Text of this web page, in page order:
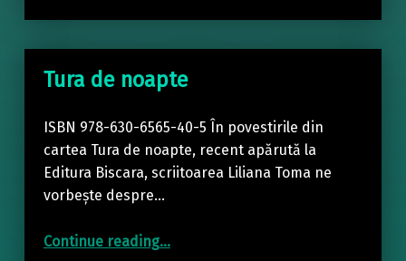
Tura de noapte
ISBN 978-630-6565-40-5 În povestirile din
cartea Tura de noapte, recent apărută la
Editura Biscara, scriitoarea Liliana Toma ne
vorbește despre…
Continue reading…